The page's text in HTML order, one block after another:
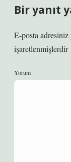
Bir yanıt
E-posta adresiniz
işaretlenmişlerdir
Yorum